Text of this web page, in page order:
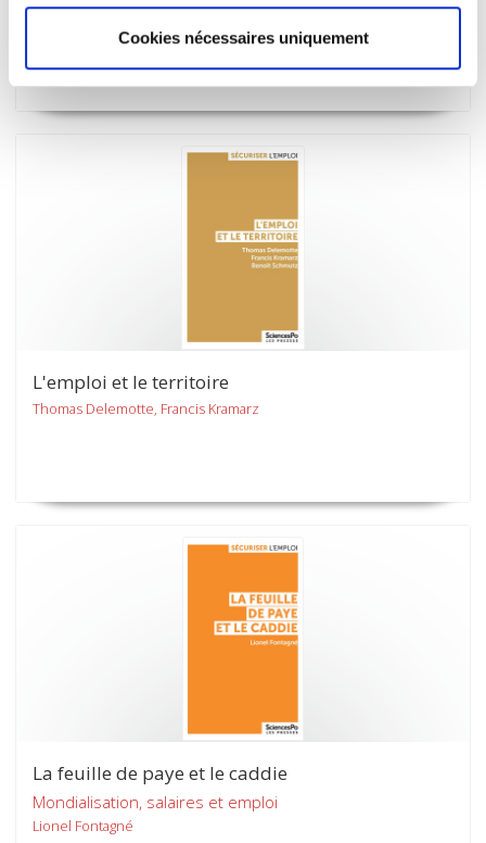
Cookies nécessaires uniquement
L'emploi et le territoire
Thomas Delemotte, Francis Kramarz
La feuille de paye et le caddie
Mondialisation, salaires et emploi
Lionel Fontagné